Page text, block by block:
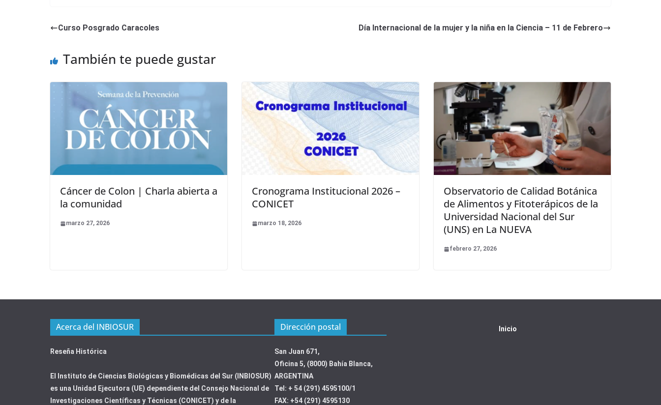
Curso Posgrado Caracoles Día Internacional de la mujer y la niña en la Ciencia – 11 de Febrero
También te puede gustar
Cáncer de Colon | Charla abierta a
la comunidad
marzo 27, 2026
Cronograma Institucional 2026 –
CONICET
marzo 18, 2026
Observatorio de Calidad Botánica
de Alimentos y Fitoterápicos de la
Universidad Nacional del Sur
(UNS) en La NUEVA
febrero 27, 2026
Acerca del INBIOSUR
Reseña Histórica
El Instituto de Ciencias Biológicas y Biomédicas del Sur (INBIOSUR)
es una Unidad Ejecutora (UE) dependiente del Consejo Nacional de
Investigaciones Científicas y Técnicas (CONICET) y de la
Dirección postal
San Juan 671,
Oficina 5, (8000) Bahía Blanca,
ARGENTINA
Tel: + 54 (291) 4595100/1
FAX: +54 (291) 4595130
Inicio